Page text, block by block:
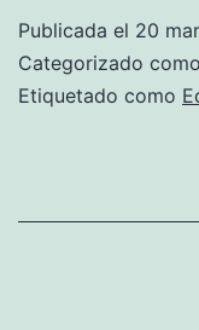
Publicada el 20
Categorizado como
Etiquetado como